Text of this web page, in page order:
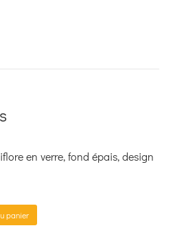
en verre, fond épais, design
panier